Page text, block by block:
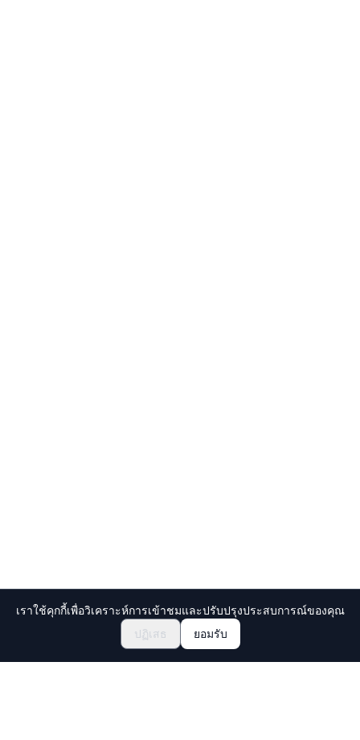
สำรวจเทศกาลและอีเวนต์
จองตั๋วเทศกาลมัตสึริญี่ปุ่น
เราใช้คุกกี้เพื่อวิเคราะห์การเข้าชมและปรับปรุงประสบการณ์ของคุณ
ปฏิเสธ
ยอมรับ